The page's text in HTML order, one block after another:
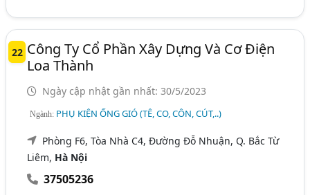
22 Công Ty Cổ Phần Xây Dựng Và Cơ Điện
Loa Thành
Ngày cập nhật gần nhất: 30/5/2023
Ngành: PHỤ KIỆN ỐNG GIÓ (TÊ, CO, CÔN, CÚT,..)
Phòng F6, Tòa Nhà C4, Đường Đỗ Nhuận, Q. Bắc Từ
Liêm, Hà Nội
37505236